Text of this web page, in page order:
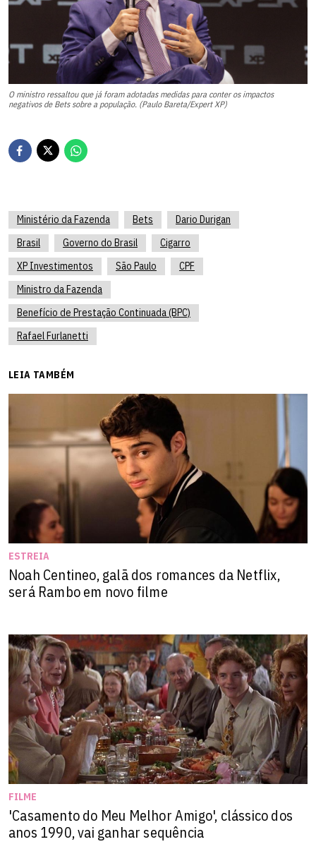
O ministro ressaltou que já foram adotadas medidas para conter os impactos
negativos de Bets sobre a população. (Paulo Bareta/Expert XP)
Ministério da Fazenda Bets
Dario Durigan
Brasil
Governo do Brasil
Cigarro
XP Investimentos
São Paulo
CPF
Ministro da Fazenda
Benefício de Prestação Continuada (BPC)
Rafael Furlanetti
LEIA TAMBÉM
ESTREIA
Noah Centineo, galã dos romances da Netflix,
será Rambo em novo filme
FILME
'Casamento do Meu Melhor Amigo', clássico dos
anos 1990, vai ganhar sequência